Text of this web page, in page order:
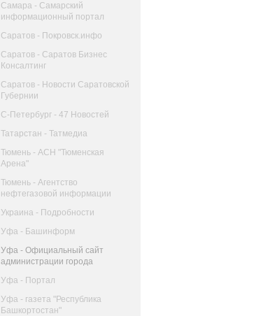
Самара - Самарский
информационный портал
Саратов - Покровск.инфо
Саратов - Саратов Бизнес
Консалтинг
Саратов - Новости Саратовской
Губернии
С-Петербург - 47 Новостей
Татарстан - Татмедиа
Тюмень - АСН "Тюменская
Арена"
Тюмень - Агентство
нефтегазовой информации
Украина - Подробности
Уфа - Башинформ
Уфа - Официальный сайт
администрации города
Уфа - Портал
Уфа - газета "Республика
Башкортостан"